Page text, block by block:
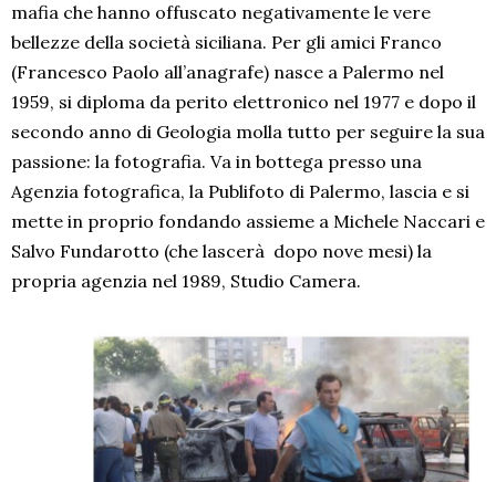
mafia che hanno offuscato negativamente le vere
bellezze della società siciliana. Per gli amici Franco
(Francesco Paolo all’anagrafe) nasce a Palermo nel
1959, si diploma da perito elettronico nel 1977 e dopo il
secondo anno di Geologia molla tutto per seguire la sua
passione: la fotografia. Va in bottega presso una
Agenzia fotografica, la Publifoto di Palermo, lascia e si
mette in proprio fondando assieme a Michele Naccari e
Salvo Fundarotto (che lascerà dopo nove mesi) la
propria agenzia nel 1989, Studio Camera.